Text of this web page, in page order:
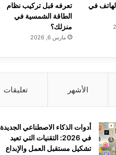
في
تعرفه قبل تركيب نظام
الطاقة الشمسية في
منزلك؟
مارس 6, 2026
الأشهر تعليقات
أدوات الذكاء الاصطناعي الجديدة
في 2026: التقنيات التي تعيد
تشكيل مستقبل العمل والإبداع